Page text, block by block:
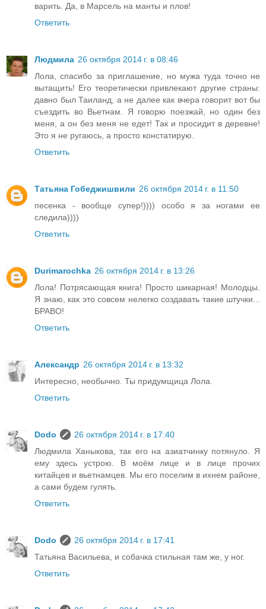
варить. Да, в Марсель на манты и плов!
Ответить
Людмила 26 октября 2014 г. в 08:46
Лола, спасибо за приглашение, но мужа туда точно не
вытащить! Его теоретически привлекают другие страны:
давно был Таиланд, а не далее как вчера говорит вот бы
съездить во Вьетнам. Я говорю поезжай, но один без
меня, а он без меня не едет! Так и просидит в деревне!
Это я не ругаюсь, а просто констатирую.
Ответить
Татьяна Гобеджишвили 26 октября 2014 г. в 11:50
песенка - вообще супер!)))) особо я за ногами ее
следила))))
Ответить
Durimarochka 26 октября 2014 г. в 13:26
Лола! Потрясающая книга! Просто шикарная! Молодцы.
Я знаю, как это совсем нелегко создавать такие штучки...
БРАВО!
Ответить
Александр 26 октября 2014 г. в 13:32
Интересно, необычно. Ты придумщица Лола.
Ответить
Dodo
26 октября 2014 г. в 17:40
Людмила Ханыкова, так его на азиатчинку потянуло. Я
ему здесь устрою. В моём лице и в лице прочих
китайцев и вьетнамцев. Мы его поселим в ихнем районе,
а сами будем гулять.
Ответить
Dodo
26 октября 2014 г. в 17:41
Татьяна Васильева, и собачка стильная там же, у ног.
Ответить